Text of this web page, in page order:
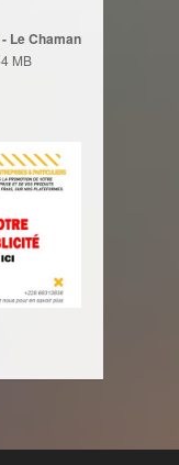
Le Chaman
MB